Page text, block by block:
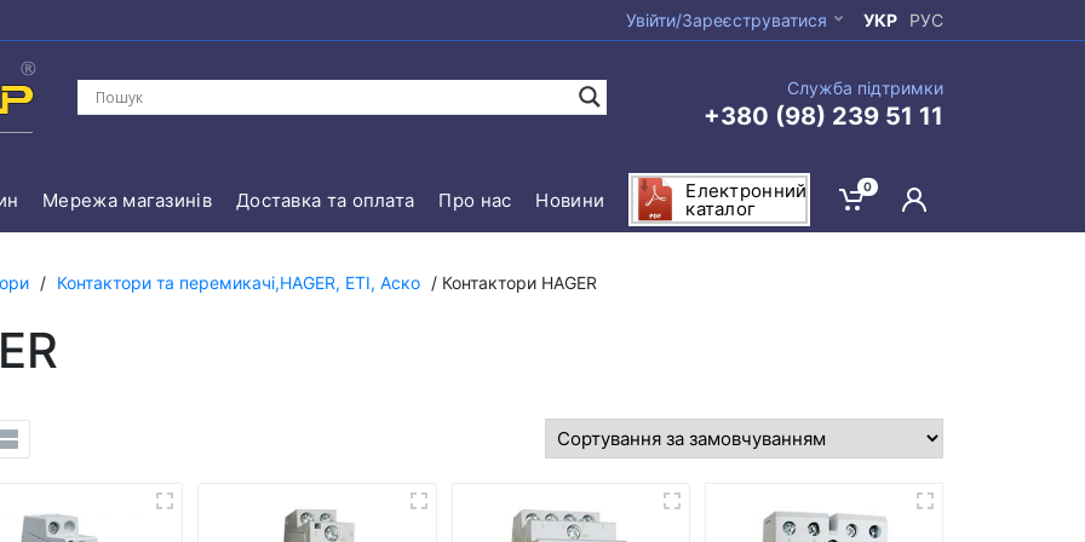
Увійти/Зареєструватися УКР РУС
Служба підтримки
+380 (98) 239 51 11
Мережа магазинів Доставка та оплата Про нас Новини Електронний
каталог
0
/ Контактори та перемикачі,HAGER, ETI, Аско / Контактори HAGER